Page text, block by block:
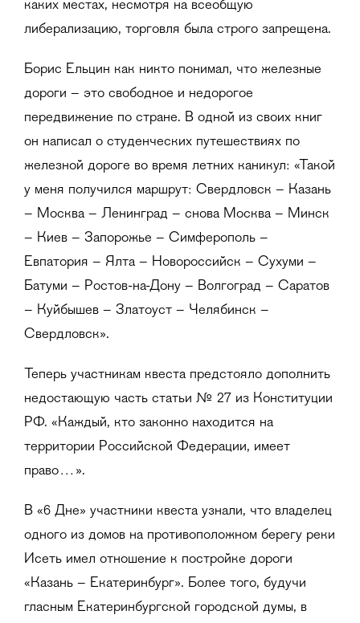
каких местах, несмотря на всеобщую
либерализацию, торговля была строго запрещена.
Борис Ельцин как никто понимал, что железные
дороги – это свободное и недорогое
передвижение по стране. В одной из своих книг
он написал о студенческих путешествиях по
железной дороге во время летних каникул: «Такой
у меня получился маршрут: Свердловск – Казань
– Москва – Ленинград – снова Москва – Минск
– Киев – Запорожье – Симферополь –
Евпатория – Ялта – Новороссийск – Сухуми –
Батуми – Ростов-на-Дону – Волгоград – Саратов
– Куйбышев – Златоуст – Челябинск –
Свердловск».
Теперь участникам квеста предстояло дополнить
недостающую часть статьи № 27 из Конституции
РФ. «Каждый, кто законно находится на
территории Российской Федерации, имеет
право…».
В «6 Дне» участники квеста узнали, что владелец
одного из домов на противоположном берегу реки
Исеть имел отношение к постройке дороги
«Казань – Екатеринбург». Более того, будучи
гласным Екатеринбургской городской думы, в